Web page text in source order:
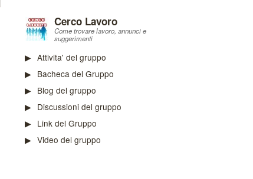
Cerco Lavoro
Come trovare lavoro, annunci e
suggerimenti
Attivita' del gruppo
Bacheca del Gruppo
Blog del gruppo
Discussioni del gruppo
Link del Gruppo
Video del gruppo